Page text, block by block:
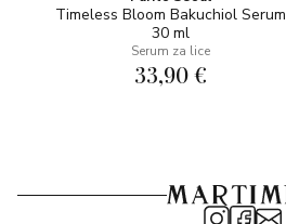
Timeless Bloom Bakuchiol Serum
30 ml
Serum za lice
33,90 €